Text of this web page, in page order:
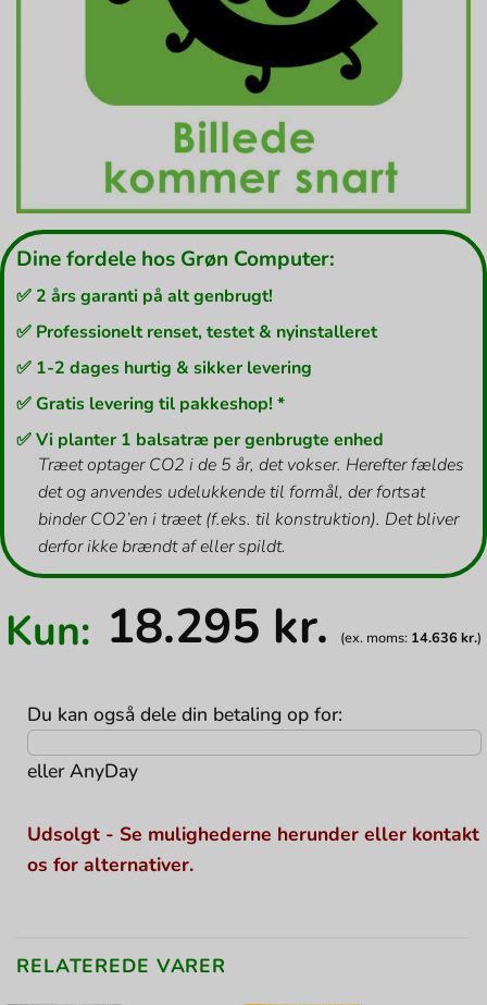
Dine fordele hos Grøn Computer:
✅ 2 års garanti på alt genbrugt!
✅ Professionelt renset, testet & nyinstalleret
✅ 1-2 dages hurtig & sikker levering
✅ Gratis levering til pakkeshop! *
✅ Vi planter 1 balsatræ per genbrugte enhed
Træet optager CO2 i de 5 år, det vokser. Herefter fældes
det og anvendes udelukkende til formål, der fortsat
binder CO2’en i træet (f.eks. til konstruktion). Det bliver
derfor ikke brændt af eller spildt.
Kun: 18.295 kr. (ex. moms: 14.636 kr.)
Du kan også dele din betaling op for:
ellerAnyDay
Udsolgt - Se mulighederne herunder eller kontakt
os for alternativer.
RELATEREDE VARER